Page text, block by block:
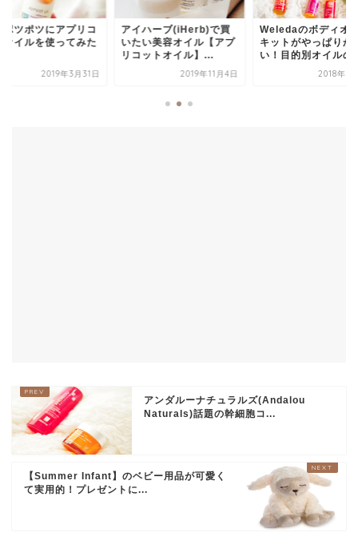
ポツポツにアプリコ
オイルを使ってみた
2019年3月31日
アイハーブ(iHerb)で買
いたい美容オイル【アプ
リコットオイル】...
2019年11月4日
Weledaのボディオ
キットがやっぱりか
い！目的別オイルの
2018年12
アンダルーナチュラルズ(Andalou
Naturals)話題の幹細胞コ...
【Summer Infant】のベビー用品が可愛く
て実用的！プレゼントに...